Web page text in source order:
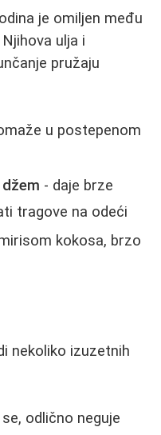
je omiljen među
ulja i
pružaju
u postepenom
- daje brze
tragove na odeći
kokosa, brzo
nekoliko izuzetnih
odlično neguje